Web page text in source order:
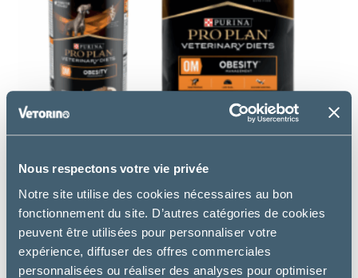
Nous respectons votre vie privée
Notre site utilise des cookies nécessaires au bon
fonctionnement du site. D’autres catégories de cookies
peuvent être utilisées pour personnaliser votre
expérience, diffuser des offres commerciales
personnalisées ou réaliser des analyses pour optimiser
associés :